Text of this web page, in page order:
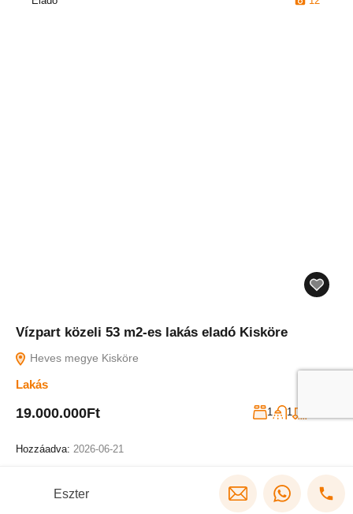
Vízpart közeli 53 m2-es lakás eladó Kisköre
Heves megye Kisköre
Lakás
19.000.000Ft 1 1
Hozzáadva: 2026-06-21
Eszter